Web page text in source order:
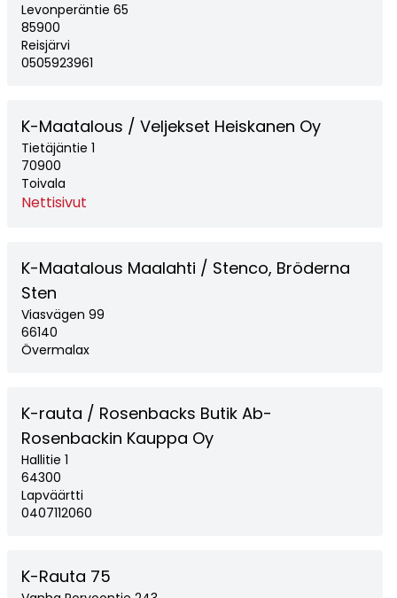
Levonperäntie 65
85900
Reisjärvi
0505923961
K-Maatalous / Veljekset Heiskanen Oy
Tietäjäntie 1
70900
Toivala
Nettisivut
K-Maatalous Maalahti / Stenco, Bröderna
Sten
Viasvägen 99
66140
Övermalax
K-rauta / Rosenbacks Butik Ab-
Rosenbackin Kauppa Oy
Hallitie 1
64300
Lapväärtti
0407112060
K-Rauta 75